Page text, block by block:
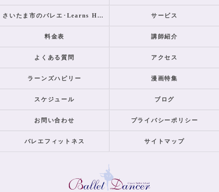
さいたま市のバレエ･Learns Happilyのお客様の声 サービス
料金表 講師紹介
よくある質問 アクセス
ラーンズハピリー 漫画特集
スケジュール ブログ
お問い合わせ プライバシーポリシー
バレエフィットネス サイトマップ